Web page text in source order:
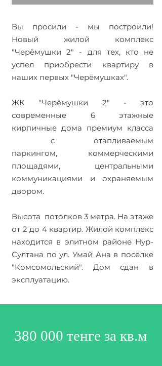
Вы просили - мы построили!
Новый жилой комплекс
"Черёмушки 2" - для тех, кто не
успел приобрести квартиру в
наших первых "Черёмушках".
ЖК "Черёмушки 2" - это
современные 6 этажные
кирпичные дома премиум класса
с отапливаемым
паркингом, коммерческими
площадями, центральными
коммуникациями и охраняемым
двором.
Высота потолков 3 метра. На этаже
от 2 до 4 квартир. Жилой комплекс
находится в элитном районе Нур-
Султана по ул. Умай Ана в посёлке
"Комсомольский". Дом сдан в
эксплуатацию.
380 000 тенге за кв.м